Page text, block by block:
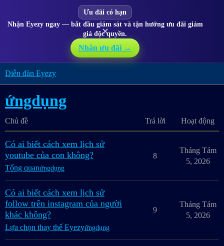
Ưu đãi có hạn
Nhận Eyezy ngay — bắt đầu giám sát và tận hưởng ưu đãi giảm
giá độc quyền.
Nhận ưu đãi →
✕
Diễn đàn Eyezy
ứngdụng
Chủ đề Trả lời Hoạt động
Có ai biết cách xem lịch sử
youtube của con không?
Tổng quanứngdụng
8
Tháng Tám
5, 2026
Có ai biết cách xem lịch sử
follow trên instagram của người
khác không?
Lựa chọn thay thế Eyezyứngdụng
9
Tháng Tám
5, 2026